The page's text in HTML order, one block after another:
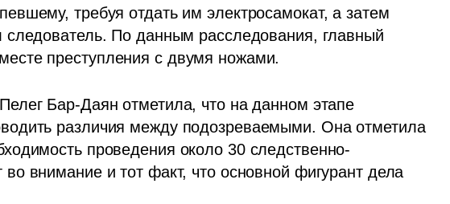
требуя отдать им электросамокат, а затем
По данным расследования, главный
преступления с двумя ножами.
Бар-Даян отметила, что на данном этапе
различия между подозреваемыми. Она отметила
проведения около 30 следственно-
внимание и тот факт, что основной фигурант дела